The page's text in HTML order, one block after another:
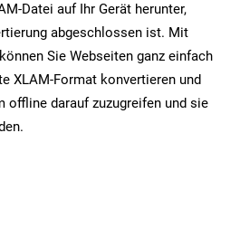
Datei auf Ihr Gerät herunter,
abgeschlossen ist. Mit
Sie Webseiten ganz einfach
XLAM-Format konvertieren und
offline darauf zuzugreifen und sie